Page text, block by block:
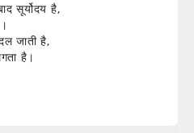
सूर्योदय है,
जाती है,
है।